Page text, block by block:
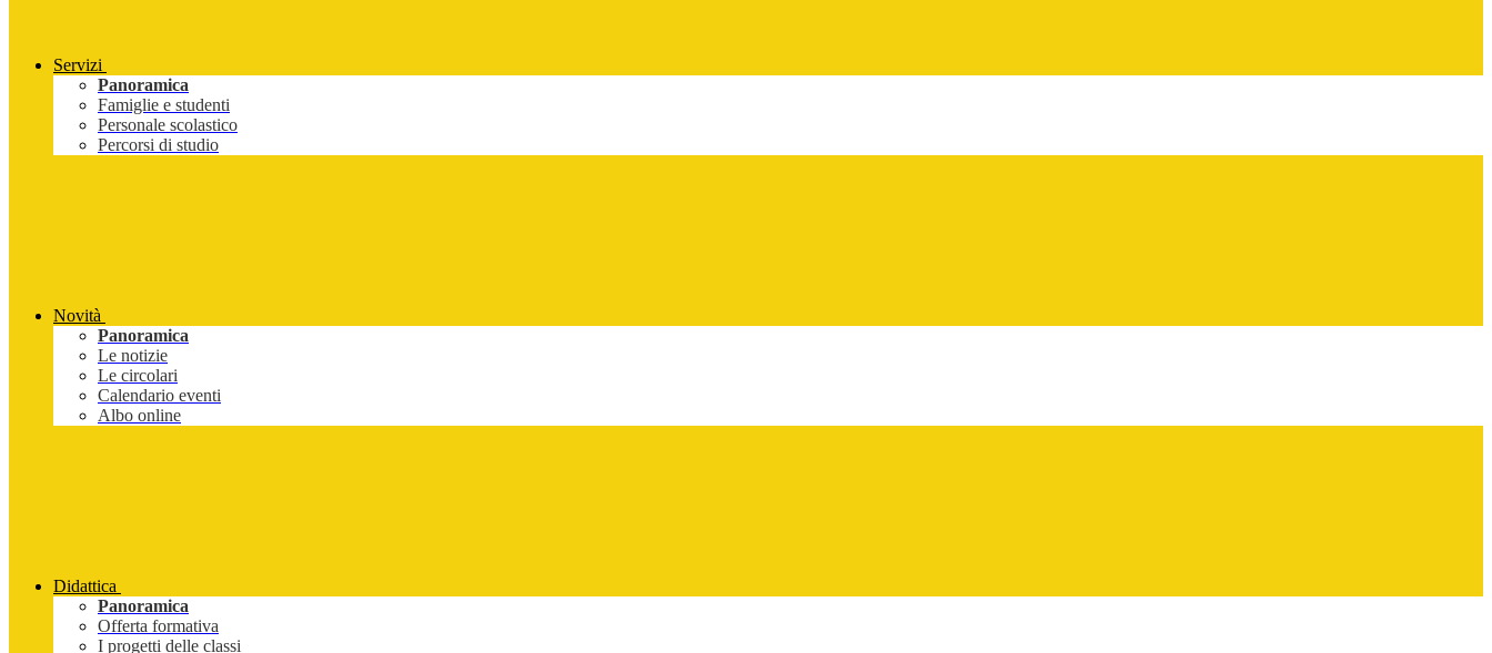
Servizi
Panoramica
Famiglie e studenti
Personale scolastico
Percorsi di studio
Novità
Panoramica
Le notizie
Le circolari
Calendario eventi
Albo online
Didattica
Panoramica
Offerta formativa
I progetti delle classi